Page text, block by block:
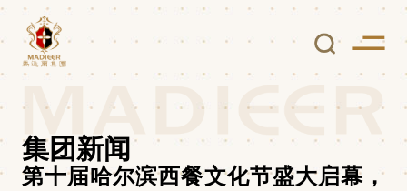
集团新闻
第十届哈尔滨西餐文化节盛大启幕，